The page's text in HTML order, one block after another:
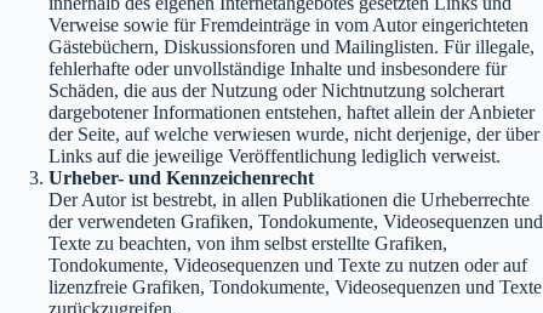
Verweise sowie für Fremdeinträge in vom Autor eingerichteten
Gästebüchern, Diskussionsforen und Mailinglisten. Für illegale,
fehlerhafte oder unvollständige Inhalte und insbesondere für
Schäden, die aus der Nutzung oder Nichtnutzung solcherart
dargebotener Informationen entstehen, haftet allein der Anbieter
der Seite, auf welche verwiesen wurde, nicht derjenige, der über
Links auf die jeweilige Veröffentlichung lediglich verweist.
Urheber- und Kennzeichenrecht
Der Autor ist bestrebt, in allen Publikationen die Urheberrechte
der verwendeten Grafiken, Tondokumente, Videosequenzen und
Texte zu beachten, von ihm selbst erstellte Grafiken,
Tondokumente, Videosequenzen und Texte zu nutzen oder auf
lizenzfreie Grafiken, Tondokumente, Videosequenzen und Texte